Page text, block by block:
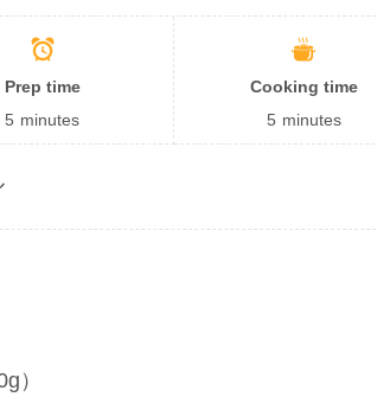
Prep time
5 minutes
Cooking time
5 minutes
）